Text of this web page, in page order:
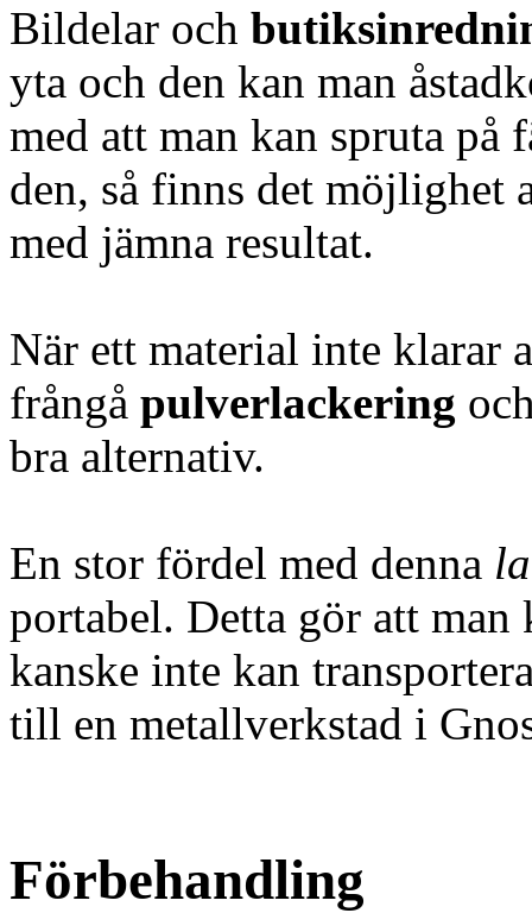
Bildelar och
yta och den kan man
med att man kan spruta på
den, så finns det möjlighet
med jämna resultat.
När ett material inte klarar
frångå pulverlackering
bra alternativ.
En stor fördel med denna
portabel. Detta gör att man
kanske inte kan
till en metallverkstad i
Förbehandling